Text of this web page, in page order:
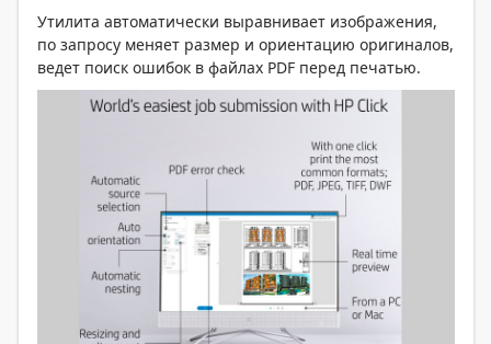
Утилита автоматически выравнивает изображения,
по запросу меняет размер и ориентацию оригиналов,
ведет поиск ошибок в файлах PDF перед печатью.